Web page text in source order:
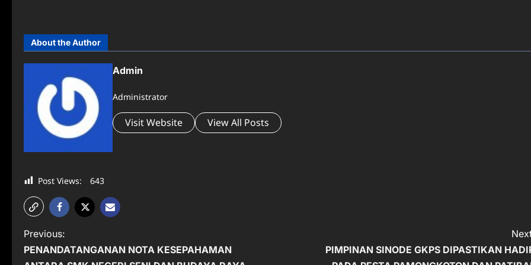
About the Author
Admin
Administrator
Visit Website View All Posts
Post Views: 643
P
o
Previous:
PENANDATANGANAN NOTA KESEPAHAMAN
PIMPINAN SINODE GKPS DIPASTIKAN